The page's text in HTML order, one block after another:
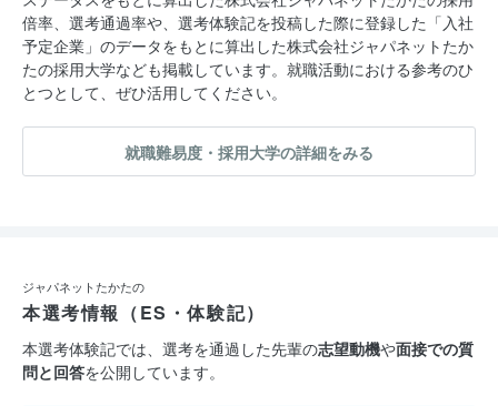
倍率、選考通過率や、選考体験記を投稿した際に登録した「入社
予定企業」のデータをもとに算出した株式会社ジャパネットたか
たの採用大学なども掲載しています。就職活動における参考のひ
とつとして、ぜひ活用してください。
就職難易度・採用大学の詳細をみる
ジャパネットたかたの
本選考情報（ES・体験記）
本選考体験記では、選考を通過した先輩の志望動機や面接での質
問と回答を公開しています。